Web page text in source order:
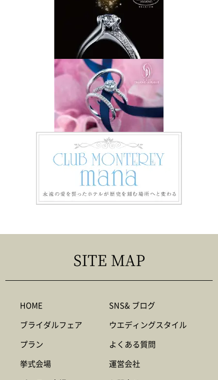
SITE MAP
HOME
ブライダルフェア
プラン
挙式会場
SNS& ブログ
ウエディングスタイル
よくある質問
運営会社